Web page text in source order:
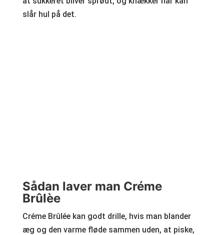
slår hul på det.
Sådan laver man Créme
Brûlèe
Créme Brûlée kan godt drille, hvis man blander
æg og den varme fløde sammen uden, at piske,